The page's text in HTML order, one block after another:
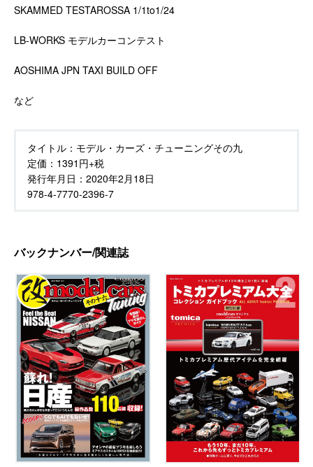
SKAMMED TESTAROSSA 1/1to1/24
LB-WORKS モデルカーコンテスト
AOSHIMA JPN TAXI BUILD OFF
など
タイトル： モデル・カーズ・チューニングその九
定価： 1391円+税
発行年月日： 2020年2月18日
978-4-7770-2396-7
バックナンバー/関連誌